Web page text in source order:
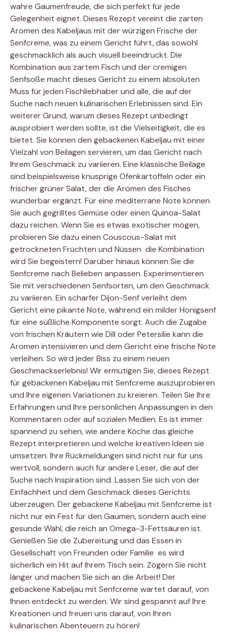
wahre Gaumenfreude, die sich perfekt für jede
Gelegenheit eignet. Dieses Rezept vereint die zarten
Aromen des Kabeljaus mit der würzigen Frische der
Senfcreme, was zu einem Gericht führt, das sowohl
geschmacklich als auch visuell beeindruckt. Die
Kombination aus zartem Fisch und der cremigen
Senfsoße macht dieses Gericht zu einem absoluten
Muss für jeden Fischliebhaber und alle, die auf der
Suche nach neuen kulinarischen Erlebnissen sind. Ein
weiterer Grund, warum dieses Rezept unbedingt
ausprobiert werden sollte, ist die Vielseitigkeit, die es
bietet. Sie können den gebackenen Kabeljau mit einer
Vielzahl von Beilagen servieren, um das Gericht nach
Ihrem Geschmack zu variieren. Eine klassische Beilage
sind beispielsweise knusprige Ofenkartoffeln oder ein
frischer grüner Salat, der die Aromen des Fisches
wunderbar ergänzt. Für eine mediterrane Note können
Sie auch gegrilltes Gemüse oder einen Quinoa-Salat
dazu reichen. Wenn Sie es etwas exotischer mögen,
probieren Sie dazu einen Couscous-Salat mit
getrockneten Früchten und Nüssen  die Kombination
wird Sie begeistern! Darüber hinaus können Sie die
Senfcreme nach Belieben anpassen. Experimentieren
Sie mit verschiedenen Senfsorten, um den Geschmack
zu variieren. Ein scharfer Dijon-Senf verleiht dem
Gericht eine pikante Note, während ein milder Honigsenf
für eine süßliche Komponente sorgt. Auch die Zugabe
von frischen Kräutern wie Dill oder Petersilie kann die
Aromen intensivieren und dem Gericht eine frische Note
verleihen. So wird jeder Biss zu einem neuen
Geschmackserlebnis! Wir ermutigen Sie, dieses Rezept
für gebackenen Kabeljau mit Senfcreme auszuprobieren
und Ihre eigenen Variationen zu kreieren. Teilen Sie Ihre
Erfahrungen und Ihre persönlichen Anpassungen in den
Kommentaren oder auf sozialen Medien. Es ist immer
spannend zu sehen, wie andere Köche das gleiche
Rezept interpretieren und welche kreativen Ideen sie
umsetzen. Ihre Rückmeldungen sind nicht nur für uns
wertvoll, sondern auch für andere Leser, die auf der
Suche nach Inspiration sind. Lassen Sie sich von der
Einfachheit und dem Geschmack dieses Gerichts
überzeugen. Der gebackene Kabeljau mit Senfcreme ist
nicht nur ein Fest für den Gaumen, sondern auch eine
gesunde Wahl, die reich an Omega-3-Fettsäuren ist.
Genießen Sie die Zubereitung und das Essen in
Gesellschaft von Freunden oder Familie  es wird
sicherlich ein Hit auf Ihrem Tisch sein. Zögern Sie nicht
länger und machen Sie sich an die Arbeit! Der
gebackene Kabeljau mit Senfcreme wartet darauf, von
Ihnen entdeckt zu werden. Wir sind gespannt auf Ihre
Kreationen und freuen uns darauf, von Ihren
kulinarischen Abenteuern zu hören!